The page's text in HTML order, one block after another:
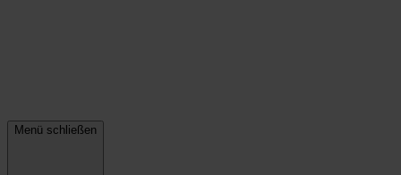
Menü schließen